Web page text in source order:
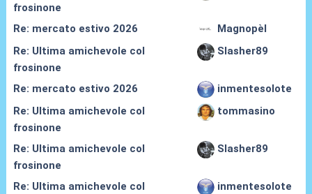
frosinone
Re: mercato estivo 2026
Magnopèl
Re: Ultima amichevole col
frosinone
Slasher89
Re: mercato estivo 2026
inmentesolote
Re: Ultima amichevole col
frosinone
tommasino
Re: Ultima amichevole col
frosinone
Slasher89
Re: Ultima amichevole col
inmentesolote